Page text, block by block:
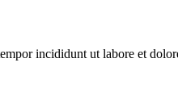
incididunt ut labore et